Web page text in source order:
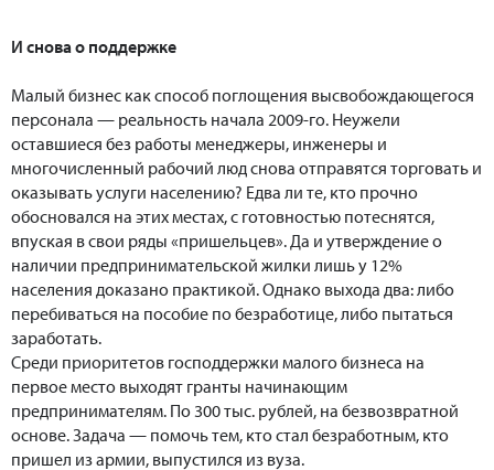
И снова о поддержке
Малый бизнес как способ поглощения высвобождающегося
персонала — реальность начала 2009-го. Неужели
оставшиеся без работы менеджеры, инженеры и
многочисленный рабочий люд снова отправятся торговать и
оказывать услуги населению? Едва ли те, кто прочно
обосновался на этих местах, с готовностью потеснятся,
впуская в свои ряды «пришельцев». Да и утверждение о
наличии предпринимательской жилки лишь у 12%
населения доказано практикой. Однако выхода два: либо
перебиваться на пособие по безработице, либо пытаться
заработать.
Среди приоритетов господдержки малого бизнеса на
первое место выходят гранты начинающим
предпринимателям. По 300 тыс. рублей, на безвозвратной
основе. Задача — помочь тем, кто стал безработным, кто
пришел из армии, выпустился из вуза.